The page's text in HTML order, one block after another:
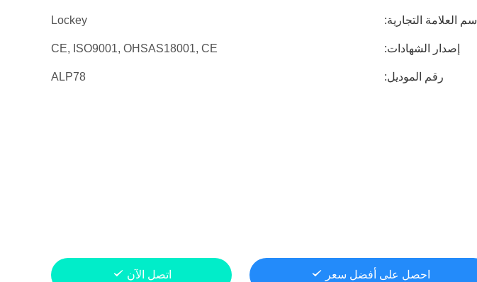
اسم العلامة التجارية: Lockey
إصدار الشهادات: CE, ISO9001, OHSAS18001, CE
رقم الموديل: ALP78
احصل على أفضل سعر اتصل الآن